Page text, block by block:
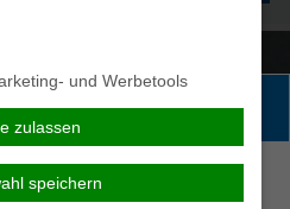
gewünscht?
Ich verzichte auf eine
persönliche Beratung
und Werbetools
zulassen
speichern